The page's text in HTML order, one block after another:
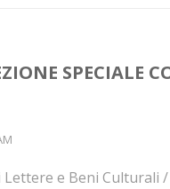
SPECIALE
e Beni Culturali